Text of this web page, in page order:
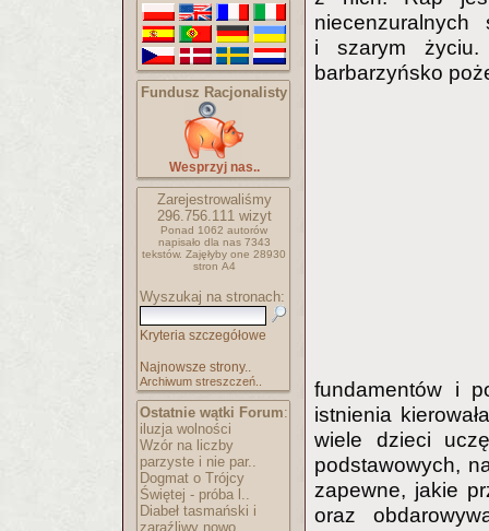
Fundusz Racjonalisty
Wesprzyj nas..
Zarejestrowaliśmy
296.756.111wizyt
Ponad 1062 autorów
napisało dla nas 7343
tekstów. Zajęłyby one 28930
stron A4
Wyszukaj na stronach:
Kryteria szczegółowe
Najnowsze strony..
Archiwum streszczeń..
Ostatnie wątki Forum:
iluzja wolności
Wzór na liczby
parzyste i nie par..
Dogmat o Trójcy
Świętej - próba l..
Diabeł tasmański i
zaraźliwy nowo..
i szarym życiu.
barbarzyńsko
fundamentów i
istnienia
wiele dzieci
podstawowych,
zapewne, jakie
oraz